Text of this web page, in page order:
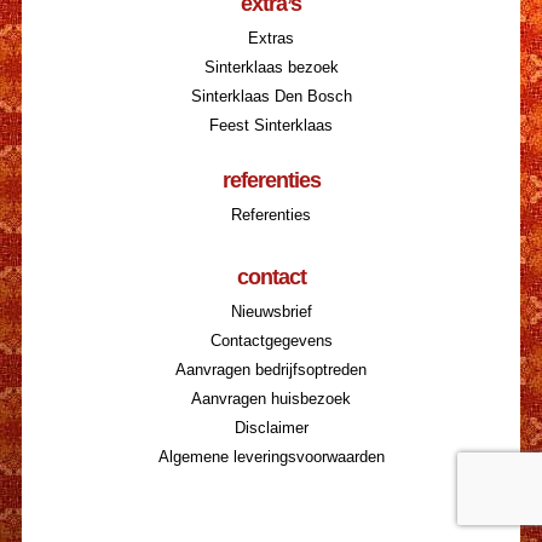
Extras
Sinterklaas bezoek
Sinterklaas Den Bosch
Feest Sinterklaas
referenties
Referenties
contact
Nieuwsbrief
Contactgegevens
Aanvragen bedrijfsoptreden
Aanvragen huisbezoek
Disclaimer
Algemene leveringsvoorwaarden